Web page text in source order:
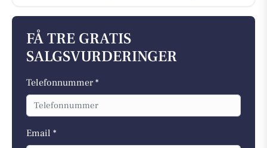
FÅ TRE GRATIS
SALGSVURDERINGER
Telefonnummer *
Email *